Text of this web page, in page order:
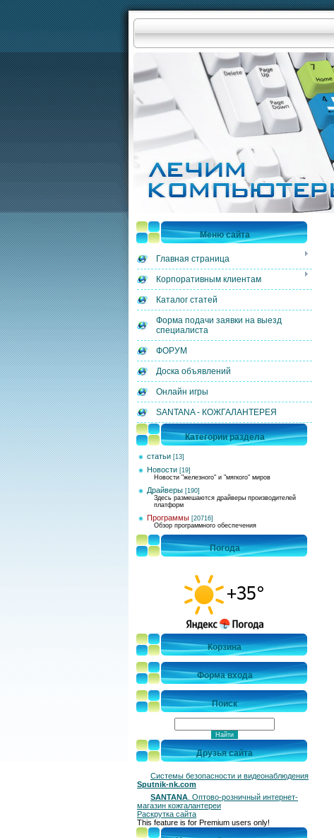
Меню сайта
Главная страница
Корпоративным клиентам
Каталог статей
Форма подачи заявки на выезд
специалиста
ФОРУМ
Доска объявлений
Онлайн игры
SANTANA - КОЖГАЛАНТЕРЕЯ
Категории раздела
статьи [13]
Новости [19]
Новости "железного" и "мягкого" миров
Драйверы [190]
Здесь размешаются драйверы производителей
платформ
Программы [20716]
Обзор программного обеспечения
Погода
Корзина
Форма входа
Поиск
Друзья сайта
Системы безопасности и видеонаблюдения
Sputnik-nk.com
SANTANA . Оптово-розничный интернет-
магазин кожгалантереи
Раскрутка сайта
This feature is for Premium users only!